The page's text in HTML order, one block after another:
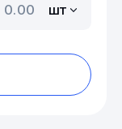
шт